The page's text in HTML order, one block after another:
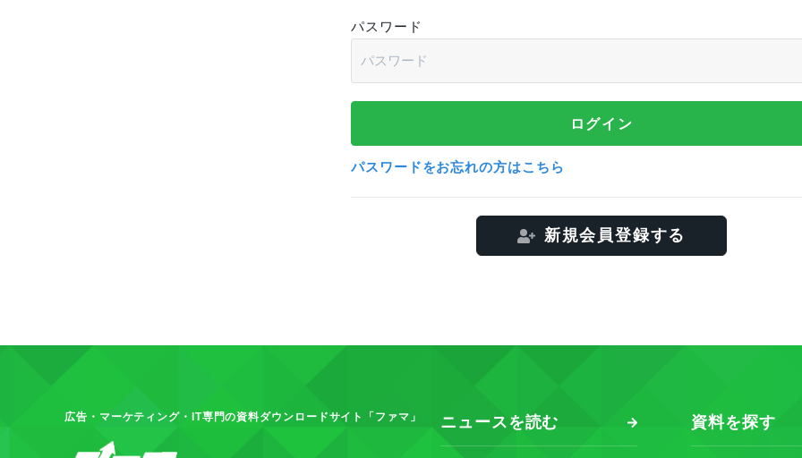
パスワード
パスワードをお忘れの方はこちら
新規会員登録する
広告・マーケティング・IT専門の資料ダウンロードサイト「ファマ」 ニュースを読む 資料を探す